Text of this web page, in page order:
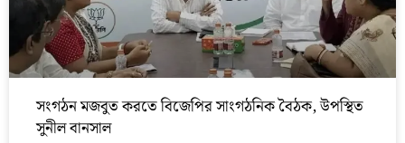
সংগঠন মজবুত করতে বিজেপির সাংগঠনিক বৈঠক, উপস্থিত
সুনীল বানসাল